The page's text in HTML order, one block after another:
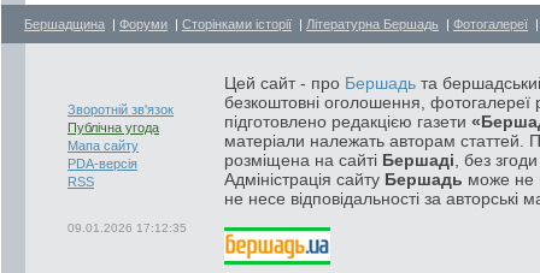
Бершадщина | Форуми | Сторінками історії | Літературна Бершадь | Фотогалереї
Зворотній зв'язок
Публічна угода
Мапа сайту
PDA-версія
RSS
09.01.2026 17:12:35
Цей сайт - про Бершадь та
безкоштовні оголошення, фотогалереї
підготовлено редакцією газети
матеріали належать авторам статтей.
розміщена на сайті Бершаді , без
Адміністрація сайту Бершадь може не
не несе відповідальності за авторські